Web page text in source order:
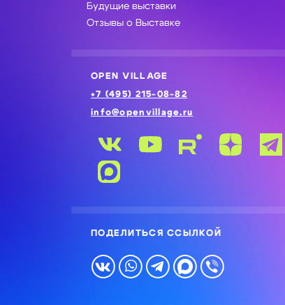
Будущие выставки
Отзывы о Выставке
OPEN VILLAGE
+7 (495) 215-08-82
info@openvillage.ru
ПОДЕЛИТЬСЯ ССЫЛКОЙ